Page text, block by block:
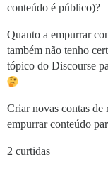
conteúdo é público)?
Quanto a empurrar
também não tenho
tópico do Discourse
Criar novas contas de
empurrar conteúdo
2 curtidas